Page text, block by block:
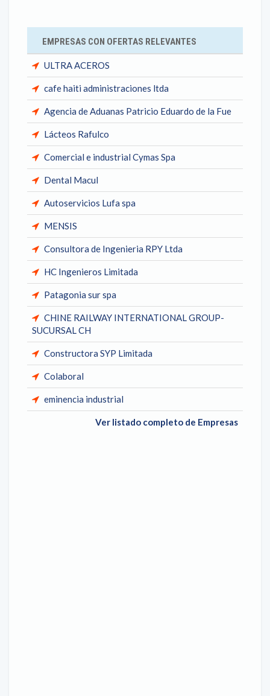
EMPRESAS CON OFERTAS RELEVANTES
ULTRA ACEROS
cafe haiti administraciones ltda
Agencia de Aduanas Patricio Eduardo de la Fue
Lácteos Rafulco
Comercial e industrial Cymas Spa
Dental Macul
Autoservicios Lufa spa
MENSIS
Consultora de Ingenieria RPY Ltda
HC Ingenieros Limitada
Patagonia sur spa
CHINE RAILWAY INTERNATIONAL GROUP-
SUCURSAL CH
Constructora SYP Limitada
Colaboral
eminencia industrial
Ver listado completo de Empresas